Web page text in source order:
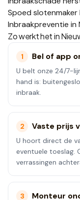
Spoed slotenmaker
Inbraakpreventie in
Zo werkt het in
1 Bel of app
U belt onze 24/7-
hand is:
inbraak.
2 Vaste prijs
U hoort direct de
eventuele toeslag.
verrassingen
3 Monteur